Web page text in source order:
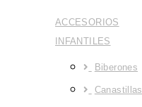
ACCESORIOS
INFANTILES
Biberones
Canastillas